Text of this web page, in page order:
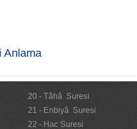
Anlama
20 - Tâhâ Suresi
21 - Enbiyâ Suresi
22 - Hac Suresi